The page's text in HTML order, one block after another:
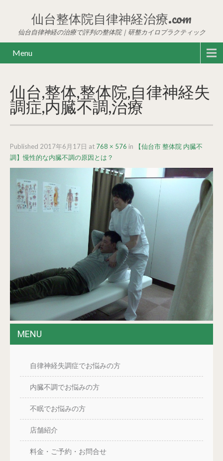
仙台整体院自律神経治療.com
仙台自律神経の治療で評判の整体院｜研整カイロプラクティック
Menu
仙台,整体,整体院,自律神経失
調症,内臓不調,治療
Published 2017年6月17日 at 768 × 576 in
【仙台市 整体院 内臓不
調】慢性的な内臓不調の原因とは？
MENU
自律神経失調症でお悩みの方
内臓不調でお悩みの方
不眠でお悩みの方
店舗紹介
料金・ご予約・お問合せ